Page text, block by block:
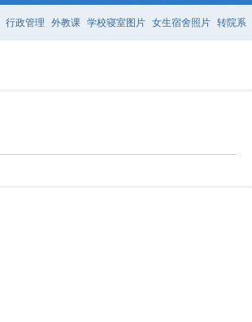
行政管理 外教课 学校寝室图片 女生宿舍照片 转院系